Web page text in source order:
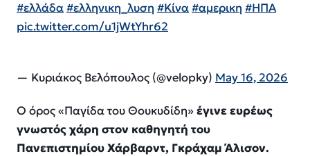
#ελλάδα#ελληνικη_λυση #Κίνα#αμερικη #ΗΠΑ
pic.twitter.com/u1jWtYhr62
— Κυριάκος Βελόπουλος (@velopky) May 16, 2026
Ο όρος «Παγίδα του Θουκυδίδη»έγινε ευρέως
γνωστός χάρη στον καθηγητή του
Πανεπιστημίου Χάρβαρντ, Γκράχαμ Άλισον.